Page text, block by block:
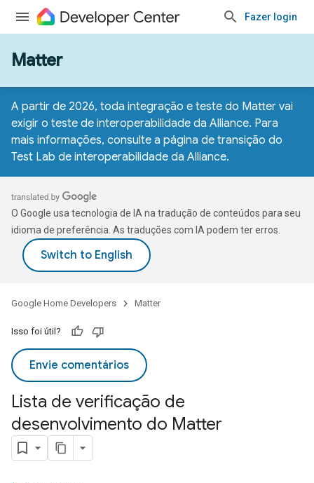
Fazer login
Matter
A partir de 2026, toda integração e teste do Matter vai
exigir o teste de interoperabilidade da Alliance. Para
mais informações, consulte a página de transição do
Test Lab de interoperabilidade da Alliance.
O Google usa tecnologia de IA na tradução de conteúdos para seu
idioma de preferência. As traduções com IA podem ter erros.
Google Home Developers Matter
Isso foi útil?
Envie comentários
Lista de verificação de
desenvolvimento do Matter